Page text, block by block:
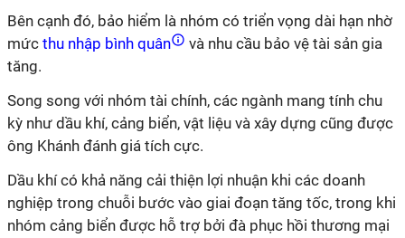
Bên cạnh đó, bảo hiểm là nhóm có triển vọng dài hạn nhờ
mức thu nhập bình quân
và nhu cầu bảo vệ tài sản gia
tăng.
Song song với nhóm tài chính, các ngành mang tính chu
kỳ như dầu khí, cảng biển, vật liệu và xây dựng cũng được
ông Khánh đánh giá tích cực.
Dầu khí có khả năng cải thiện lợi nhuận khi các doanh
nghiệp trong chuỗi bước vào giai đoạn tăng tốc, trong khi
nhóm cảng biển được hỗ trợ bởi đà phục hồi thương mại